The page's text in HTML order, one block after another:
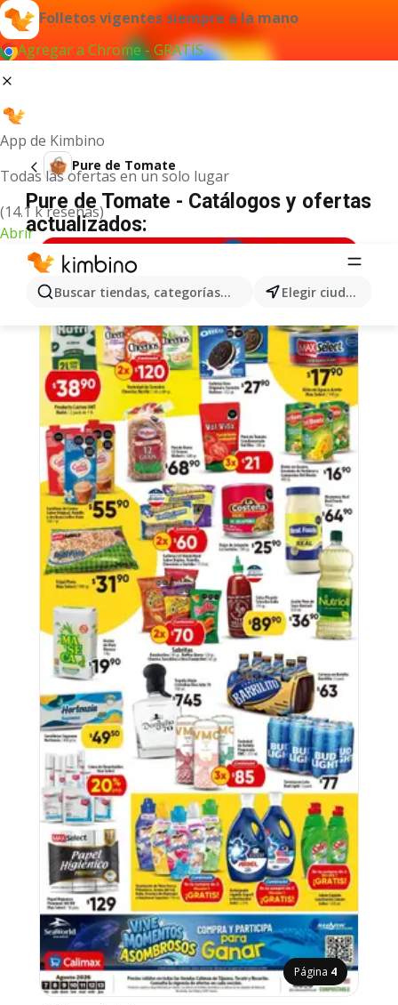
Folletos vigentes siempre a la mano
Agregar a Chrome - GRATIS
App de Kimbino
Todas las ofertas en un solo lugar
(14.1 k reseñas)
Abrir
Buscar tiendas, categorías, productos... Elegir ciudad
Pure de Tomate
Pure de Tomate - Catálogos y ofertas
actualizados:
Página 4